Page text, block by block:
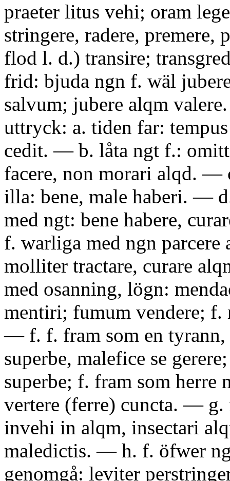
praeter litus vehi; oram
stringere, radere, premere,
flod l. d.) transire;
frid: bjuda ngn f. wäl
salvum; jubere alqm
uttryck: a. tiden far:
cedit. — b. låta ngt f.:
facere, non morari alqd. —
illa: bene, male haberi. —
med ngt: bene habere,
f. warliga med ngn
molliter tractare, curare
med osanning, lögn:
mentiri; fumum vendere; f.
— f. f. fram som en tyrann,
superbe, malefice se
superbe; f. fram som herre
vertere (ferre) cuncta. —
invehi in alqm, insectari
maledictis. — h. f. öfwer
genomgå: leviter